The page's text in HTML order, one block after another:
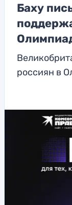
Баху
россиян в